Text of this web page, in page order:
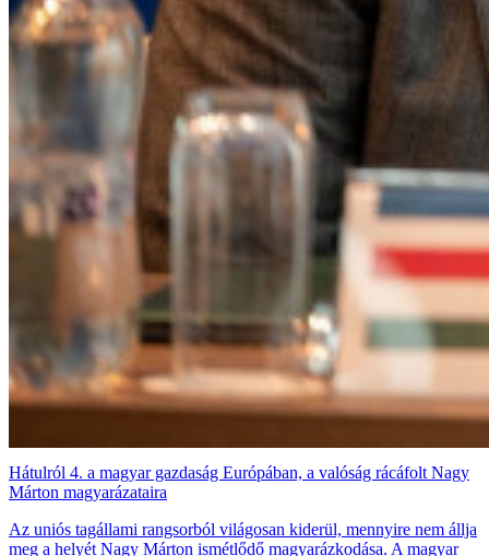
Hátulról 4. a magyar gazdaság Európában, a valóság rácáfolt Nagy
Márton magyarázataira
Az uniós tagállami rangsorból világosan kiderül, mennyire nem állja
meg a helyét Nagy Márton ismétlődő magyarázkodása. A magyar